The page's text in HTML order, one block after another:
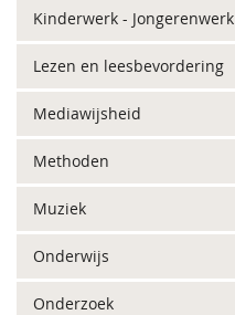
Kinderwerk - Jongerenwerk
Lezen en leesbevordering
Mediawijsheid
Methoden
Muziek
Onderwijs
Onderzoek